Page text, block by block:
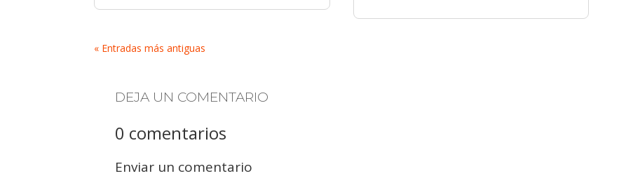
« Entradas más antiguas
DEJA UN COMENTARIO
0 comentarios
Enviar un comentario